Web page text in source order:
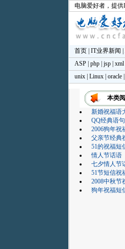
电脑爱好者 ，提
首页| IT业界新闻
ASP| php| jsp| xml|
unix| Linux| oracle|
本类
新婚祝福语
QQ经典语
2006狗年祝
父亲节经典
51的祝福短
情人节话语
七夕情人节
51节短信祝
2008中秋节
狗年祝福短